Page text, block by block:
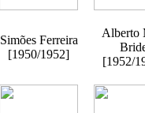
Simões Ferreira
[1950/1952]
Alberto
[1952/